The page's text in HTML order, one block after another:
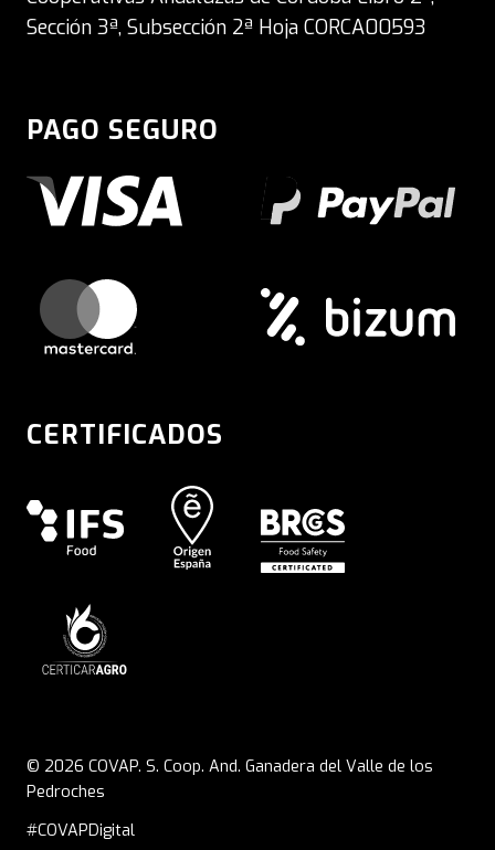
Sección 3ª, Subsección 2ª Hoja CORCA00593
PAGO SEGURO
CERTIFICADOS
© 2026 COVAP. S. Coop. And. Ganadera del Valle de los
Pedroches
#COVAPDigital